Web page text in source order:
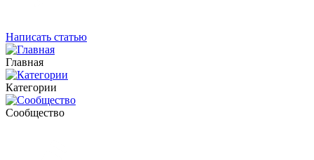
Написать статью
Главная
Категории
Сообщество